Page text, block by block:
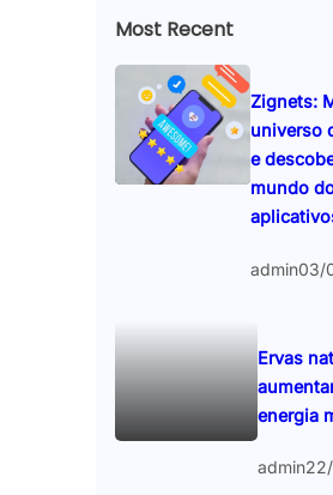
Most Recent
Zignets:
universo
e
mundo
admin03/
Ervas
energia
admin